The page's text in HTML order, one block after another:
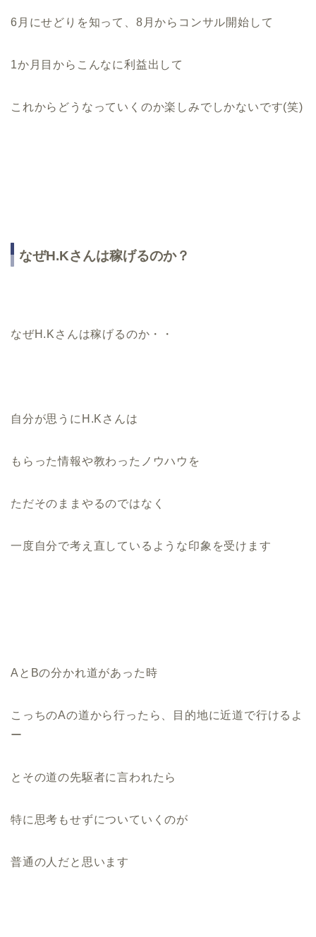
6月にせどりを知って、8月からコンサル開始して
1か月目からこんなに利益出して
これからどうなっていくのか楽しみでしかないです(笑)
なぜH.Kさんは稼げるのか？
なぜH.Kさんは稼げるのか・・
自分が思うにH.Kさんは
もらった情報や教わったノウハウを
ただそのままやるのではなく
一度自分で考え直しているような印象を受けます
AとBの分かれ道があった時
こっちのAの道から行ったら、目的地に近道で行けるよ
ー
とその道の先駆者に言われたら
特に思考もせずについていくのが
普通の人だと思います